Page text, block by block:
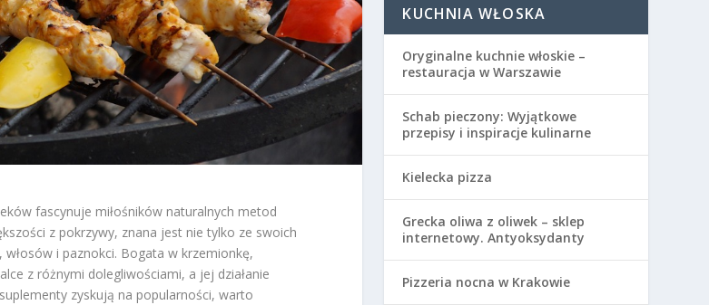
fascynuje miłośników naturalnych metod
z pokrzywy, znana jest nie tylko ze swoich
włosów i paznokci. Bogata w krzemionkę,
z różnymi dolegliwościami, a jej działanie
zyskują na popularności, warto
KUCHNIA WŁOSKA
Oryginalne kuchnie włoskie –
restauracja w Warszawie
Schab pieczony: Wyjątkowe
przepisy i inspiracje kulinarne
Kielecka pizza
Grecka oliwa z oliwek – sklep
internetowy. Antyoksydanty
Pizzeria nocna w Krakowie